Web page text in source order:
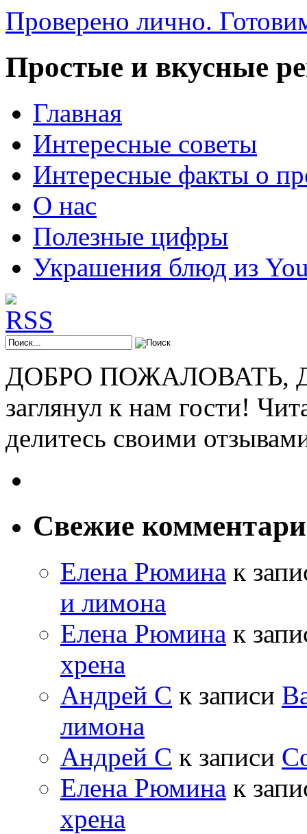
Проверено лично.
Простые и вкусные
Главная
Интересные советы
Интересные факты о
О нас
Полезные цифры
Украшения блюд из
ДОБРО ПОЖАЛОВАТЬ,
заглянул к нам гости!
делитесь своими
Свежие
Елена Рюмина к
и лимона
Елена Рюмина к
хрена
Андрей С к записи
лимона
Андрей С к записи
Елена Рюмина к
хрена